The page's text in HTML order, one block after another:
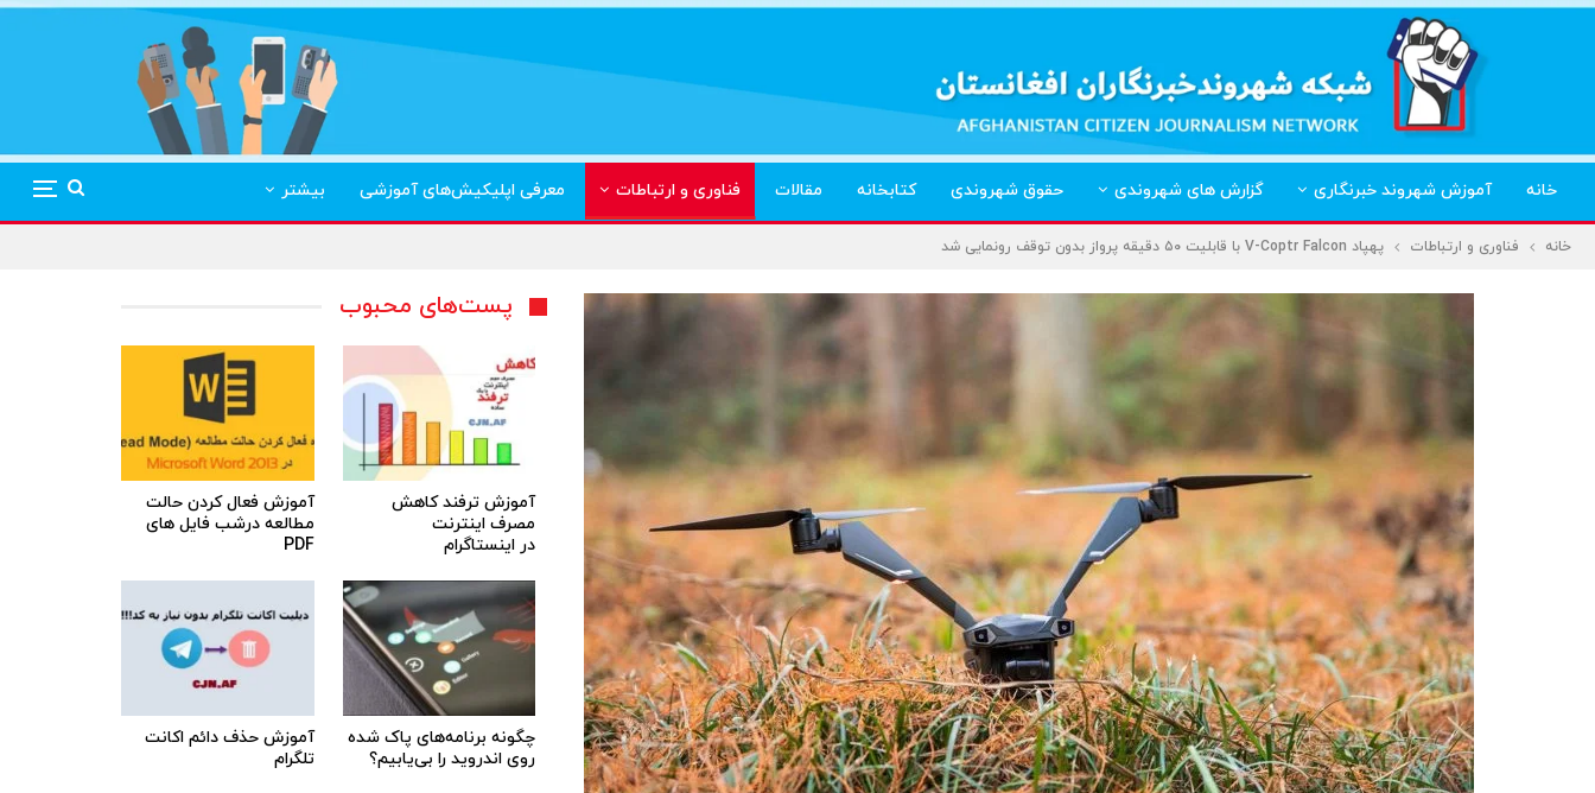
خانه آموزش شهروند خبرنگاری گزارش های شهروندی حقوق شهروندی کتابخانه مقالات فناوری و ارتباطات معرفی اپلیکیش‌های آموزشی بیشتر
خانه فناوری و ارتباطات پهپاد V-Coptr Falcon با قابلیت ۵۰ دقیقه پرواز بدون توقف رونمایی شد
پست‌های محبوب
آموزش ترفند کاهش
مصرف اینترنت
در اینستاگرام
آموزش فعال کردن حالت
مطالعه درشب فایل های
PDF
چگونه برنامه‌های پاک شده
روی اندروید را بی‌یابیم؟
آموزش حذف دائم اکانت
تلگرام